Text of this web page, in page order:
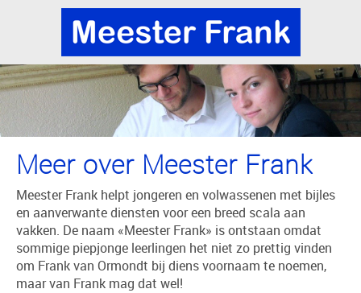
Meer over Meester Frank
Meester Frank helpt jongeren en volwassenen met bijles
en aanverwante diensten voor een breed scala aan
vakken. De naam «Meester Frank» is ontstaan omdat
sommige piepjonge leerlingen het niet zo prettig vinden
om Frank van Ormondt bij diens voornaam te noemen,
maar van Frank mag dat wel!